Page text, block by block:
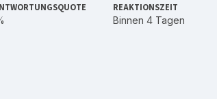
REAKTIONSZEIT
Binnen 4 Tagen